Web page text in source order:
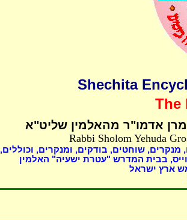
The
אדמו"ר מהאלמין שליט"א
Rabbi Sholom Yehuda
מנקרים, שוחטים, בודקים, ומנקרים, וכוללים,
בבית המדרש "עטרת ישעיה" האלמין
ארץ ישראל